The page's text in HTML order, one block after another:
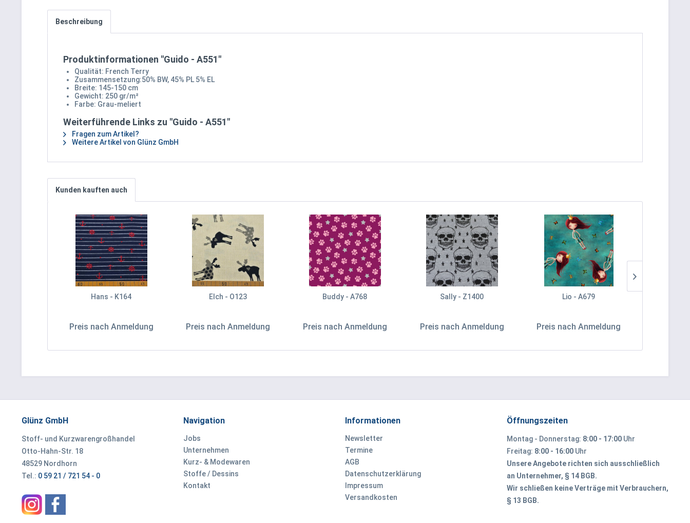
Beschreibung
Produktinformationen "Guido - A551"
Qualität: French Terry
Zusammensetzung:50% BW, 45% PL 5% EL
Breite: 145-150 cm
Gewicht: 250 gr/m²
Farbe: Grau-meliert
Weiterführende Links zu "Guido - A551"
Fragen zum Artikel?
Weitere Artikel von Glünz GmbH
Kunden kauften auch
Hans - K164
Preis nach Anmeldung
Elch - O123
Preis nach Anmeldung
Buddy - A768
Preis nach Anmeldung
Sally - Z1400
Preis nach Anmeldung
Lio - A679
Preis nach Anmeldung
Glünz GmbH
Stoff- und Kurzwarengroßhandel
Otto-Hahn-Str. 18
48529 Nordhorn
Tel.: 0 59 21 / 721 54 - 0
Navigation
Jobs
Unternehmen
Kurz- & Modewaren
Stoffe / Dessins
Kontakt
Informationen
Newsletter
Termine
AGB
Datenschutzerklärung
Impressum
Versandkosten
Öffnungszeiten
Montag - Donnerstag: 8:00 - 17:00 Uhr
Freitag: 8:00 - 16:00 Uhr
Unsere Angebote richten sich ausschließlich
an Unternehmer, § 14 BGB.
Wir schließen keine Verträge mit Verbrauchern,
§ 13 BGB.